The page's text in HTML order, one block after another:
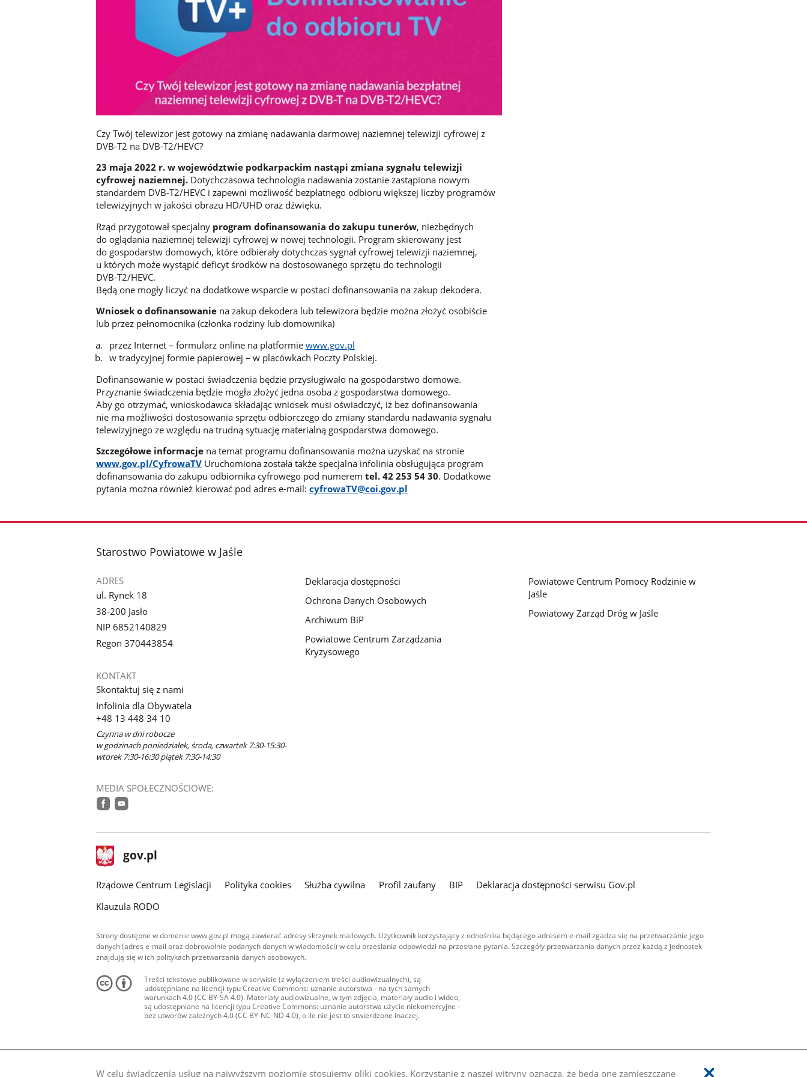
W celu świadczenia usług na najwyższym poziomie stosujemy pliki cookies. Korzystanie z naszej witryny oznacza, że będą one zamieszczane
Czy Twój telewizor jest gotowy na zmianę nadawania darmowej naziemnej telewizji cyfrowej z
DVB-T2 na DVB-T2/HEVC?
23 maja 2022 r. w województwie podkarpackim nastąpi zmiana sygnału telewizji
cyfrowej naziemnej. Dotychczasowa technologia nadawania zostanie zastąpiona nowym
standardem DVB-T2/HEVC i zapewni możliwość bezpłatnego odbioru większej liczby programów
telewizyjnych w jakości obrazu HD/UHD oraz dźwięku.
Rząd przygotował specjalny program dofinansowania do zakupu tunerów, niezbędnych
do oglądania naziemnej telewizji cyfrowej w nowej technologii. Program skierowany jest
do gospodarstw domowych, które odbierały dotychczas sygnał cyfrowej telewizji naziemnej,
u których może wystąpić deficyt środków na dostosowanego sprzętu do technologii
DVB-T2/HEVC.
Będą one mogły liczyć na dodatkowe wsparcie w postaci dofinansowania na zakup dekodera.
Wniosek o dofinansowaniena zakup dekodera lub telewizora będzie można złożyć osobiście
lub przez pełnomocnika (członka rodziny lub domownika)
przez Internet – formularz online na platformie www.gov.pl
w tradycyjnej formie papierowej – w placówkach Poczty Polskiej.
Dofinansowanie w postaci świadczenia będzie przysługiwało na gospodarstwo domowe.
Przyznanie świadczenia będzie mogła złożyć jedna osoba z gospodarstwa domowego.
Aby go otrzymać, wnioskodawca składając wniosek musi oświadczyć, iż bez dofinansowania
nie ma możliwości dostosowania sprzętu odbiorczego do zmiany standardu nadawania sygnału
telewizyjnego ze względu na trudną sytuację materialną gospodarstwa domowego.
Szczegółowe informacjena temat programu dofinansowania można uzyskać na stronie
www.gov.pl/CyfrowaTV Uruchomiona została także specjalna infolinia obsługująca program
dofinansowania do zakupu odbiornika cyfrowego pod numerem tel. 42 253 54 30. Dodatkowe
pytania można również kierować pod adres e-mail: cyfrowaTV@coi.gov.pl
stopka
Starostwo Powiatowe w Jaśle
ADRES
ul. Rynek 18
38-200 Jasło
NIP 6852140829
Regon 370443854
KONTAKT
Skontaktuj się z nami
Infolinia dla Obywatela
+48 13 448 34 10
Czynna w dni robocze
w godzinach poniedziałek, środa, czwartek 7:30-15:30-
wtorek 7:30-16:30 piątek 7:30-14:30
MEDIA SPOŁECZNOŚCIOWE:
Deklaracja dostępności
Ochrona Danych Osobowych
Archiwum BiP
Powiatowe Centrum Zarządzania
Kryzysowego
Powiatowe Centrum Pomocy Rodzinie w
Jaśle
Powiatowy Zarząd Dróg w Jaśle
stopka
gov.pl Strona
gov.pl
Rządowe Centrum Legislacji Polityka cookies Służba cywilna Profil zaufany BIP
Deklaracja dostępności serwisu Gov.pl
Klauzula RODO
Strony dostępne w domenie www.gov.pl mogą zawierać adresy skrzynek mailowych. Użytkownik korzystający z odnośnika będącego adresem e-mail zgadza się na przetwarzanie jego
danych (adres e-mail oraz dobrowolnie podanych danych w wiadomości) w celu przesłania odpowiedzi na przesłane pytania. Szczegóły przetwarzania danych przez każdą z jednostek
znajdują się w ich politykach przetwarzania danych osobowych.
Treści tekstowe publikowane w serwisie (z wyłączeniem treści audiowizualnych), są
udostępniane na licencji typu Creative Commons: uznanie autorstwa - na tych samych
warunkach 4.0 (CC BY-SA 4.0). Materiały audiowizualne, w tym zdjęcia, materiały audio i wideo,
są udostępniane na licencji typu Creative Commons: uznanie autorstwa użycie niekomercyjne -
bez utworów zależnych 4.0 (CC BY-NC-ND 4.0), o ile nie jest to stwierdzone inaczej.